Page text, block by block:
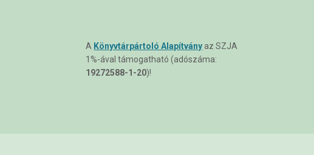
A Könyvtárpártoló Alapítvány az SZJA
1%-ával támogatható (adószáma:
19272588-1-20)!